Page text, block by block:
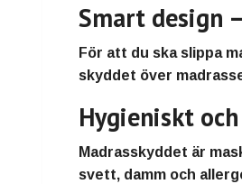
Smart design
För att du ska slippa
skyddet över
Hygieniskt
Madrasskyddet är
svett, damm och